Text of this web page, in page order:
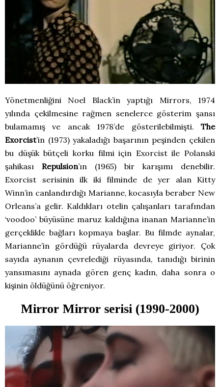
Yönetmenliğini Noel Black’in yaptığı Mirrors, 1974
yılında çekilmesine rağmen senelerce gösterim şansı
bulamamış ve ancak 1978’de gösterilebilmişti. The
Exorcist’in (1973) yakaladığı başarının peşinden çekilen
bu düşük bütçeli korku filmi için Exorcist ile Polanski
şahikası Repulsion’ın (1965) bir karışımı denebilir.
Exorcist serisinin ilk iki filminde de yer alan Kitty
Winn’in canlandırdığı Marianne, kocasıyla beraber New
Orleans’a gelir. Kaldıkları otelin çalışanları tarafından
‘voodoo’ büyüsüne maruz kaldığına inanan Marianne’in
gerçeklikle bağları kopmaya başlar. Bu filmde aynalar,
Marianne’in gördüğü rüyalarda devreye giriyor. Çok
sayıda aynanın çevrelediği rüyasında, tanıdığı birinin
yansımasını aynada gören genç kadın, daha sonra o
kişinin öldüğünü öğreniyor.
Mirror Mirror serisi (1990-2000)